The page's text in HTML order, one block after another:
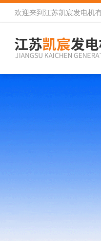
欢迎来到 江苏凯宸发电机